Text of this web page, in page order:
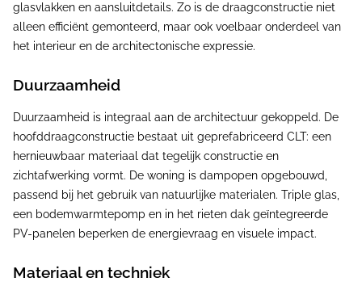
glasvlakken en aansluitdetails. Zo is de draagconstructie niet
alleen efficiënt gemonteerd, maar ook voelbaar onderdeel van
het interieur en de architectonische expressie.
Duurzaamheid
Duurzaamheid is integraal aan de architectuur gekoppeld. De
hoofddraagconstructie bestaat uit geprefabriceerd CLT: een
hernieuwbaar materiaal dat tegelijk constructie en
zichtafwerking vormt. De woning is dampopen opgebouwd,
passend bij het gebruik van natuurlijke materialen. Triple glas,
een bodemwarmtepomp en in het rieten dak geïntegreerde
PV-panelen beperken de energievraag en visuele impact.
Materiaal en techniek